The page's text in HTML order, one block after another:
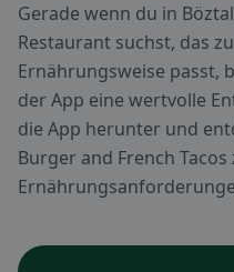
Gerade wenn du in
Restaurant suchst, das
Ernährungsweise passt,
der App eine wertvolle
die App herunter und
Burger and French Tacos